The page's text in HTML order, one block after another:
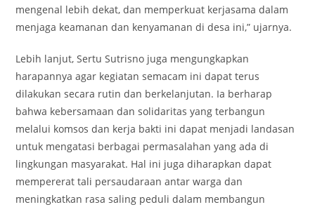
mengenal lebih dekat, dan memperkuat kerjasama dalam
menjaga keamanan dan kenyamanan di desa ini,” ujarnya.
Lebih lanjut, Sertu Sutrisno juga mengungkapkan
harapannya agar kegiatan semacam ini dapat terus
dilakukan secara rutin dan berkelanjutan. Ia berharap
bahwa kebersamaan dan solidaritas yang terbangun
melalui komsos dan kerja bakti ini dapat menjadi landasan
untuk mengatasi berbagai permasalahan yang ada di
lingkungan masyarakat. Hal ini juga diharapkan dapat
mempererat tali persaudaraan antar warga dan
meningkatkan rasa saling peduli dalam membangun